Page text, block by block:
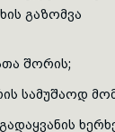
გაზომვა
შორის;
სამუშაოდ